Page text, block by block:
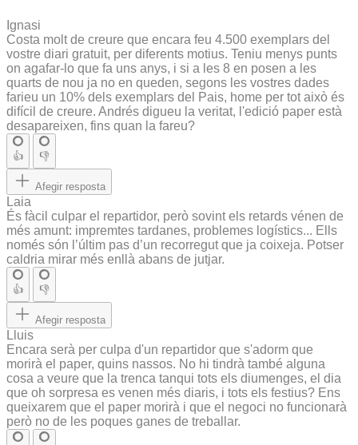
Ignasi
Costa molt de creure que encara feu 4.500 exemplars del
vostre diari gratuit, per diferents motius. Teniu menys punts
on agafar-lo que fa uns anys, i si a les 8 en posen a les
quarts de nou ja no en queden, segons les vostres dades
farieu un 10% dels exemplars del Pais, home per tot això és
difícil de creure. Andrés digueu la veritat, l'edició paper està
desapareixen, fins quan la fareu?
👍 👎
Afegir resposta
Laia
És fàcil culpar el repartidor, però sovint els retards vénen de
més amunt: impremtes tardanes, problemes logístics... Ells
només són l’últim pas d’un recorregut que ja coixeja. Potser
caldria mirar més enllà abans de jutjar.
👍 👎
Afegir resposta
Lluis
Encara serà per culpa d'un repartidor que s'adorm que
morirà el paper, quins nassos. No hi tindrà també alguna
cosa a veure que la trenca tanqui tots els diumenges, el dia
que oh sorpresa es venen més diaris, i tots els festius? Ens
queixarem que el paper morirà i que el negoci no funcionarà
però no de les poques ganes de treballar.